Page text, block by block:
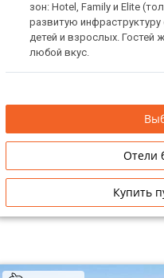
зон: Hotel, Family и Elite
развитую
детей и взрослых. Гостей
любой вкус.
Отели
Купить